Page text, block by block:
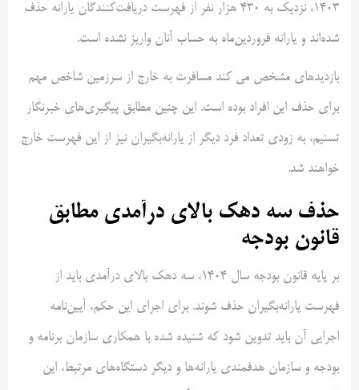
1403، نزدیک به 430 هزار نفر از فهرست دریافت‌کنندگان یارانه حذف
شده‌اند و یارانه فروردین‌ماه به حساب آنان واریز نشده است.
بازدید‌های مشخص می کند مسافرت به خارج از سرزمین شاخص مهم
برای حذف این افراد بوده است. این چنین مطابق پیگیری‌های خبرنگار
تسنیم، به زودی تعداد فرد دیگر از یارانه‌بگیران نیز از این فهرست خارج
خواهند شد.
حذف سه دهک بالای درآمدی مطابق
قانون بودجه
بر پایه قانون بودجه سال 1404، سه دهک بالای درآمدی باید از
فهرست یارانه‌بگیران حذف شوند. برای اجرای این حکم، آیین‌نامه
اجرایی آن باید تدوین شود که شنیده شده با همکاری سازمان برنامه و
بودجه و سازمان هدفمندی یارانه‌ها و دیگر دستگاه‌های مرتبط، این